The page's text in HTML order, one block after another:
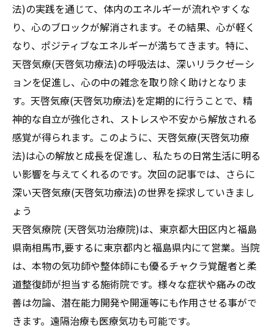
法)の実践を通じて、体内のエネルギーが流れやすくな
り、心のブロックが解消されます。その結果、心が軽く
なり、ポジティブなエネルギーが満ちてきます。特に、
天啓気療(天啓気功療法)の呼吸法は、深いリラクゼーシ
ョンを促進し、心の中の雑念を取り除く助けとなりま
す。天啓気療(天啓気功療法)を定期的に行うことで、精
神的な自立が強化され、ストレスや不安から解放される
感覚が得られます。このように、天啓気療(天啓気功療
法)は心の解放と成長を促進し、私たちの日常生活に明る
い影響を与えてくれるのです。次回の記事では、さらに
深い天啓気療(天啓気功療法)の世界を探求していきまし
ょう
天啓気療院 (天啓気功治療院)は、東京都大田区内と福島
県南相馬市,要するに東京都内と福島県内にて営業。当院
は、本物の気功師や整体師にも優るチャクラ覚醒者と柔
道整復師が担当する施術院です。様々な症状や痛みの改
善は勿論、潜在能力開発や開運等にも作用させる事がで
きます。遠隔治療も医療気功も可能です。